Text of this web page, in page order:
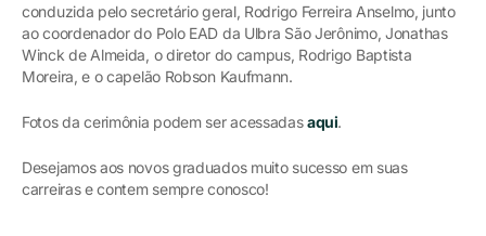
conduzida pelo secretário geral, Rodrigo Ferreira Anselmo, junto
ao coordenador do Polo EAD da Ulbra São Jerônimo, Jonathas
Winck de Almeida, o diretor do campus, Rodrigo Baptista
Moreira, e o capelão Robson Kaufmann.
Fotos da cerimônia podem ser acessadasaqui.
Desejamos aos novos graduados muito sucesso em suas
carreiras e contem sempre conosco!